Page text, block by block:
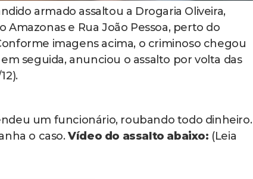
armado assaltou a Drogaria Oliveira,
e Rua João Pessoa, perto do
imagens acima, o criminoso chegou
seguida, anunciou o assalto por volta das
um funcionário, roubando todo dinheiro.
o caso.Vídeo do assalto abaixo: (Leia